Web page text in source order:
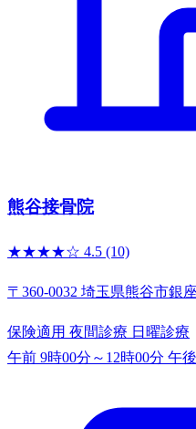
熊谷接骨院
★★★★☆ 4.5 (10)
〒360-0032 埼玉県熊谷市銀
保険適用 夜間診療 日曜診療
午前 9時00分～12時00分 午